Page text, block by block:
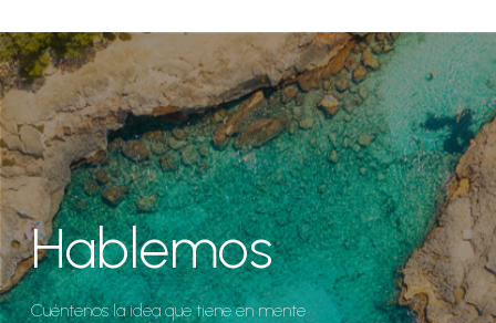
Hablemos
Cuéntenos la idea que tiene en mente